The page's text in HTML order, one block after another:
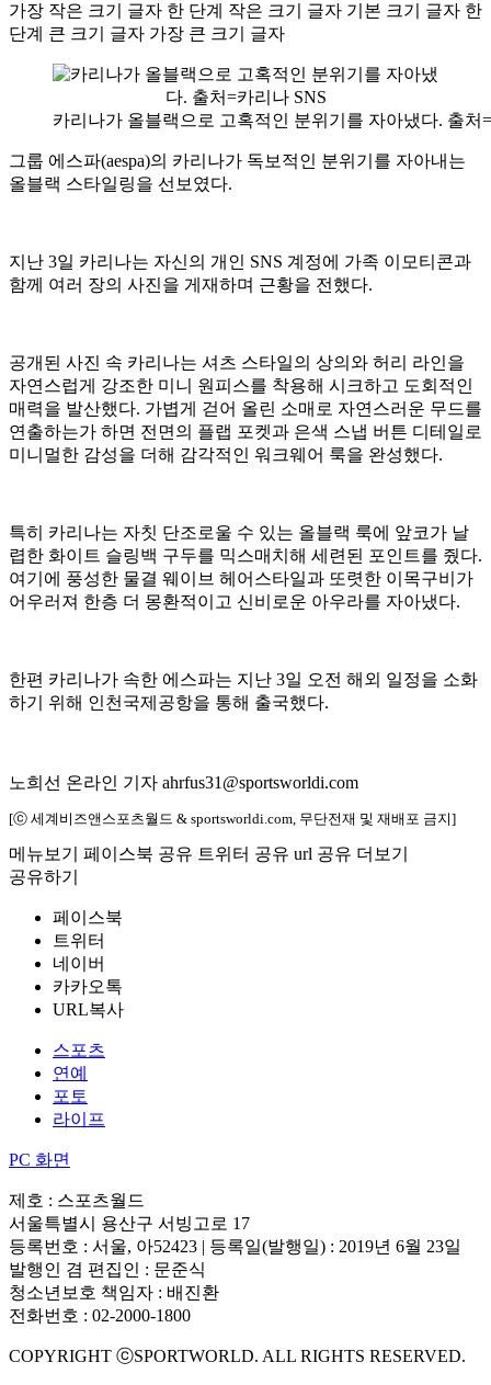
가장 작은 크기 글자 한 단계 작은 크기 글자 기본 크기 글자 한
단계 큰 크기 글자 가장 큰 크기 글자
카리나가 올블랙으로 고혹적인 분위기를 자아냈다. 출처
그룹 에스파(aespa)의 카리나가 독보적인 분위기를 자아내는
올블랙 스타일링을 선보였다.
지난 3일 카리나는 자신의 개인 SNS 계정에 가족 이모티콘과
함께 여러 장의 사진을 게재하며 근황을 전했다.
공개된 사진 속 카리나는 셔츠 스타일의 상의와 허리 라인을
자연스럽게 강조한 미니 원피스를 착용해 시크하고 도회적인
매력을 발산했다. 가볍게 걷어 올린 소매로 자연스러운 무드를
연출하는가 하면 전면의 플랩 포켓과 은색 스냅 버튼 디테일로
미니멀한 감성을 더해 감각적인 워크웨어 룩을 완성했다.
특히 카리나는 자칫 단조로울 수 있는 올블랙 룩에 앞코가 날
렵한 화이트 슬링백 구두를 믹스매치해 세련된 포인트를 줬다.
여기에 풍성한 물결 웨이브 헤어스타일과 또렷한 이목구비가
어우러져 한층 더 몽환적이고 신비로운 아우라를 자아냈다.
한편 카리나가 속한 에스파는 지난 3일 오전 해외 일정을 소화
하기 위해 인천국제공항을 통해 출국했다.
노희선 온라인 기자 ahrfus31@sportsworldi.com
[ⓒ 세계비즈앤스포츠월드 & sportsworldi.com, 무단전재 및 재배포 금지]
메뉴보기 페이스북 공유 트위터 공유 url 공유 더보기
공유하기
페이스북
트위터
네이버
카카오톡
URL복사
스포츠
연예
포토
라이프
PC 화면
제호 : 스포츠월드
서울특별시 용산구 서빙고로 17
등록번호 : 서울, 아52423 | 등록일(발행일) : 2019년 6월 23일
발행인 겸 편집인 : 문준식
청소년보호 책임자 : 배진환
전화번호 : 02-2000-1800
COPYRIGHT ⓒSPORTWORLD. ALL RIGHTS RESERVED.